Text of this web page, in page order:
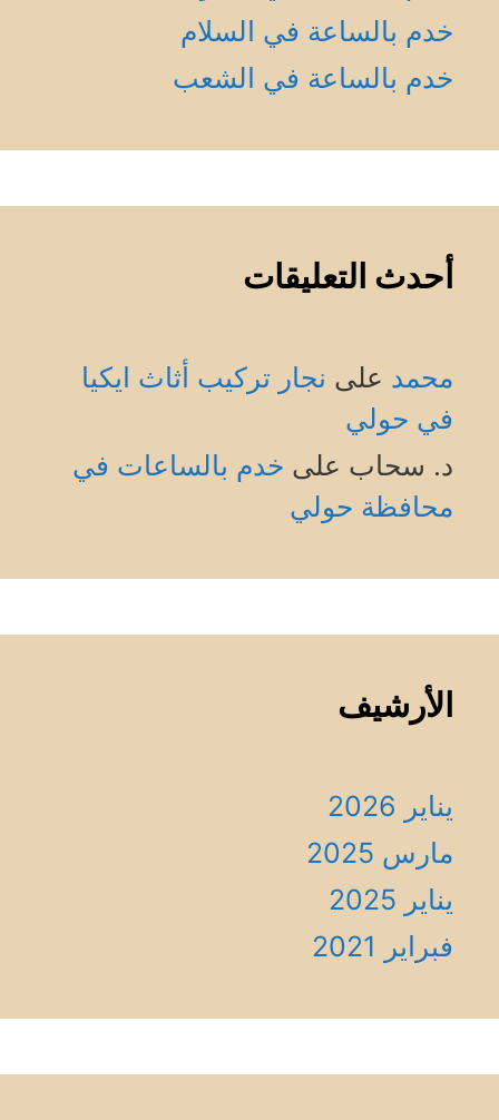
خدم بالساعة في السلام
خدم بالساعة في الشعب
أحدث التعليقات
محمد على نجار تركيب أثاث ايكيا
في حولي
د. سحاب على خدم بالساعات في
محافظة حولي
الأرشيف
يناير 2026
مارس 2025
يناير 2025
فبراير 2021